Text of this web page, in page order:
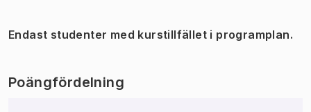
Endast studenter med kurstillfället i programplan.
Poängfördelning